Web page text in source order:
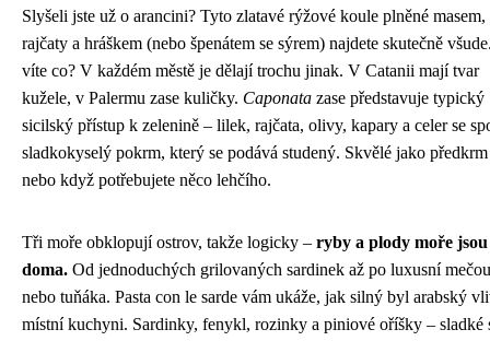
Slyšeli jste už o arancini? Tyto zlatavé rýžové koule plněné masem,
rajčaty a hráškem (nebo špenátem se sýrem) najdete skutečně
víte co? V každém městě je dělají trochu jinak. V Catanii mají tvar
kužele, v Palermu zase kuličky. Caponata zase představuje typický
sicilský přístup k zelenině – lilek, rajčata, olivy, kapary a celer se
sladkokyselý pokrm, který se podává studený. Skvělé jako předkrm
nebo když potřebujete něco lehčího.
Tři moře obklopují ostrov, takže logicky – ryby a plody moře
doma. Od jednoduchých grilovaných sardinek až po luxusní
nebo tuňáka. Pasta con le sarde vám ukáže, jak silný byl arabský
místní kuchyni. Sardinky, fenykl, rozinky a piniové oříšky – sladké